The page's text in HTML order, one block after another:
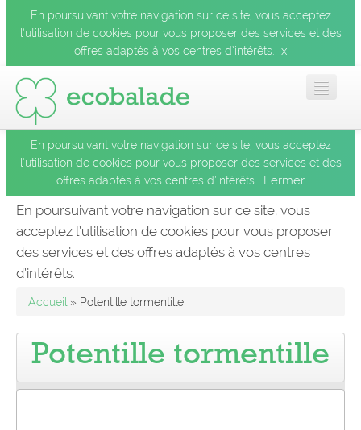
En poursuivant votre navigation sur ce site, vous acceptez
l’utilisation de cookies pour vous proposer des services et des
offres adaptés à vos centres d’intérêts.
x
Accueil
Les balades
Les espèces
Le blog
Pro
En poursuivant votre navigation sur ce site, vous acceptez
l’utilisation de cookies pour vous proposer des services et des
offres adaptés à vos centres d’intérêts.
Fermer
En poursuivant votre navigation sur ce site, vous
acceptez l’utilisation de cookies pour vous proposer
des services et des offres adaptés à vos centres
d’intérêts.
Accueil » Potentille tormentille
Potentille tormentille